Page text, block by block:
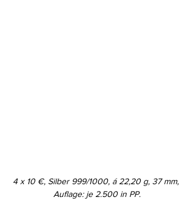
4 x 10 €, Silber 999/1000, á 22,20 g, 37 mm,
Auflage: je 2.500 in PP.